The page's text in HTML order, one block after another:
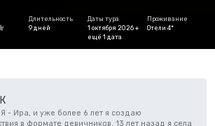
Длительность
9 дней
Даты тура
1 октября 2026 +
ещё 1 дата
Проживание
Отели 4*
Я - Ира, и уже более 6 лет я создаю
в формате девичников. 13 лет назад я села